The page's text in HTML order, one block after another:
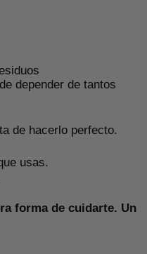
depender de tantos
de hacerlo perfecto.
usas.
forma de cuidarte. Un